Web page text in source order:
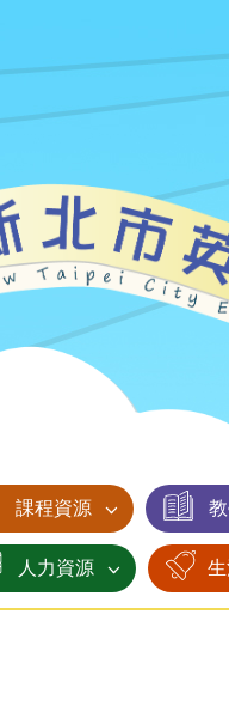
課程資源
人力資源